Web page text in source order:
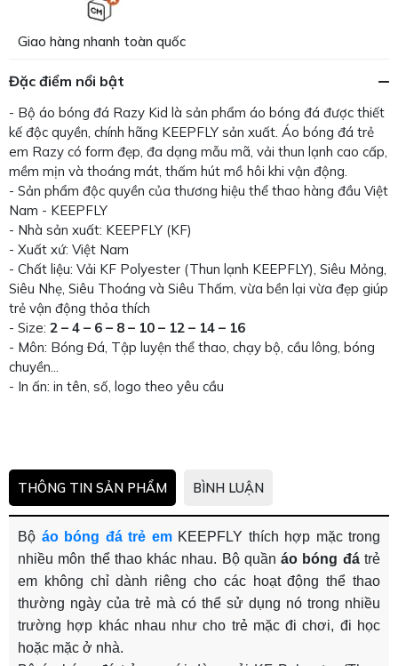
Giao hàng nhanh toàn quốc
Đặc điểm nổi bật
- Bộ áo bóng đá Razy Kid là sản phẩm áo bóng đá được thiết
kế độc quyền, chính hãng KEEPFLY sản xuất. Áo bóng đá trẻ
em Razy có form đẹp, đa dạng mẫu mã, vải thun lạnh cao cấp,
mềm mịn và thoáng mát, thấm hút mồ hôi khi vận động.
- Sản phẩm độc quyền của thương hiệu thể thao hàng đầu Việt
Nam - KEEPFLY
- Nhà sản xuất: KEEPFLY (KF)
- Xuất xứ: Việt Nam
- Chất liệu: Vải KF Polyester (Thun lạnh KEEPFLY), Siêu Mỏng,
Siêu Nhẹ, Siêu Thoáng và Siêu Thấm, vừa bền lại vừa đẹp giúp
trẻ vận động thỏa thích
- Size: 2 – 4 – 6 – 8 – 10 – 12 – 14 – 16
- Môn: Bóng Đá, Tập luyện thể thao, chạy bộ, cầu lông, bóng
chuyền...
- In ấn: in tên, số, logo theo yêu cầu
THÔNG TIN SẢN PHẨM BÌNH LUẬN
Bộ áo bóng đá trẻ emKEEPFLY thích hợp mặc trong
nhiều môn thể thao khác nhau. Bộ quầnáo bóng đátrẻ
em không chỉ dành riêng cho các hoạt động thể thao
thường ngày của trẻ mà có thể sử dụng nó trong nhiều
trường hợp khác nhau như cho trẻ mặc đi chơi, đi học
hoặc mặc ở nhà.